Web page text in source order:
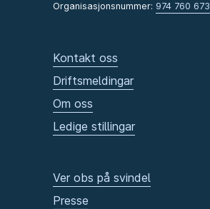
Organisasjonsnummer: 974 760 673
Kontakt oss
Driftsmeldingar
Om oss
Ledige stillingar
Ver obs på svindel
Presse